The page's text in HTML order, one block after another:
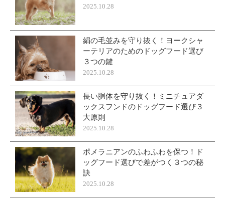
2025.10.28
絹の毛並みを守り抜く！ヨークシャ
ーテリアのためのドッグフード選び
３つの鍵
2025.10.28
長い胴体を守り抜く！ミニチュアダ
ックスフンドのドッグフード選び３
大原則
2025.10.28
ポメラニアンのふわふわを保つ！ド
ッグフード選びで差がつく３つの秘
訣
2025.10.28